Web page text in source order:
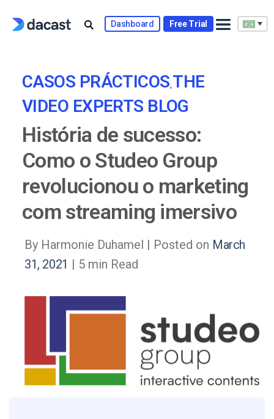
Dashboard Free Trial
CASOS PRÁCTICOSTHE
VIDEO EXPERTS BLOG
História de sucesso:
Como o Studeo Group
revolucionou o marketing
com streaming imersivo
By Harmonie Duhamel | Posted on March
31, 2021 | 5 min Read